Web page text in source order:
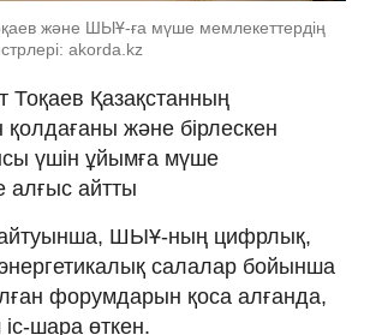
және ШЫҰ-ға мүше мемлекеттердің
akorda.kz
Қазақстанның
және бірлескен
үшін ұйымға мүше
алғыс айтты
айтуынша, ШЫҰ-ның цифрлық,
энергетикалық салалар бойынша
форумдарын қоса алғанда,
шара өткен.